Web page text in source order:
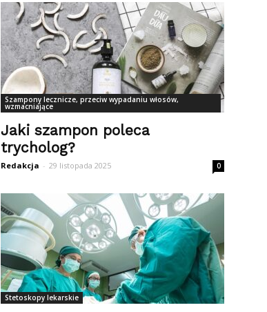
Szampony lecznicze, przeciw wypadaniu włosów,
wzmacniające
Jaki szampon poleca
trycholog?
Redakcja - 29 listopada 2025 0
Stetoskopy lekarskie